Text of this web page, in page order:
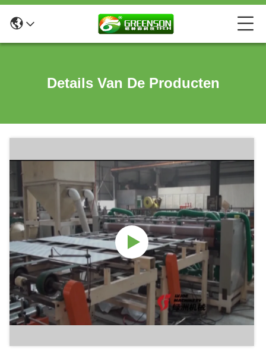
Details Van De Producten